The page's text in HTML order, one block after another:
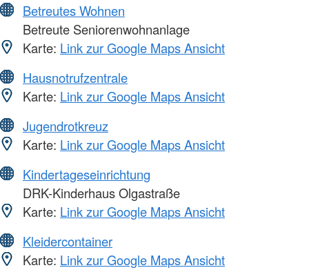
Betreutes Wohnen
Betreute Seniorenwohnanlage
Karte: Link zur Google Maps Ansicht
Hausnotrufzentrale
Karte: Link zur Google Maps Ansicht
Jugendrotkreuz
Karte: Link zur Google Maps Ansicht
Kindertageseinrichtung
DRK-Kinderhaus Olgastraße
Karte: Link zur Google Maps Ansicht
Kleidercontainer
Karte: Link zur Google Maps Ansicht